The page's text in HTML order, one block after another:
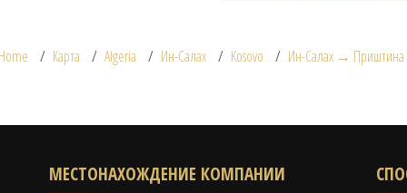
Home Карта Algeria Ин-Салах Kosovo Ин-Салах → Приштина
МЕСТОНАХОЖДЕНИЕ КОМПАНИИ